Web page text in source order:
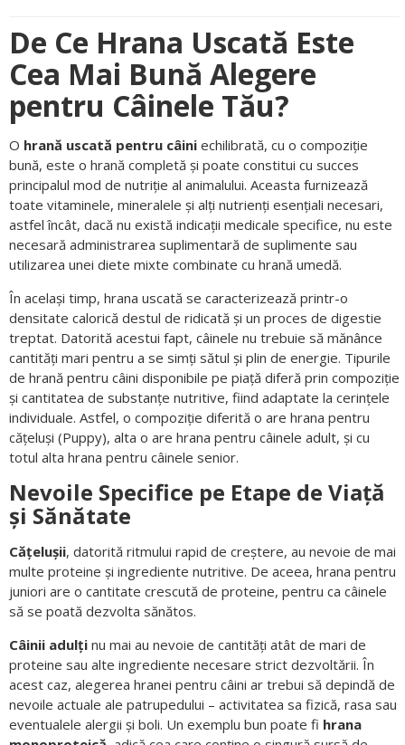
De Ce Hrana Uscată Este
Cea Mai Bună Alegere
pentru Câinele Tău?
O hrană uscată pentru câini echilibrată, cu o compoziție
bună, este o hrană completă și poate constitui cu succes
principalul mod de nutriție al animalului. Aceasta furnizează
toate vitaminele, mineralele și alți nutrienți esențiali necesari,
astfel încât, dacă nu există indicații medicale specifice, nu este
necesară administrarea suplimentară de suplimente sau
utilizarea unei diete mixte combinate cu hrană umedă.
În același timp, hrana uscată se caracterizează printr-o
densitate calorică destul de ridicată și un proces de digestie
treptat. Datorită acestui fapt, câinele nu trebuie să mănânce
cantități mari pentru a se simți sătul și plin de energie. Tipurile
de hrană pentru câini disponibile pe piață diferă prin compoziție
și cantitatea de substanțe nutritive, fiind adaptate la cerințele
individuale. Astfel, o compoziție diferită o are hrana pentru
cățeluși (Puppy), alta o are hrana pentru câinele adult, și cu
totul alta hrana pentru câinele senior.
Nevoile Specifice pe Etape de Viață
și Sănătate
Cățelușii, datorită ritmului rapid de creștere, au nevoie de mai
multe proteine și ingrediente nutritive. De aceea, hrana pentru
juniori are o cantitate crescută de proteine, pentru ca câinele
să se poată dezvolta sănătos.
Câinii adulți nu mai au nevoie de cantități atât de mari de
proteine sau alte ingrediente necesare strict dezvoltării. În
acest caz, alegerea hranei pentru câini ar trebui să depindă de
nevoile actuale ale patrupedului – activitatea sa fizică, rasa sau
eventualele alergii și boli. Un exemplu bun poate fi hrana